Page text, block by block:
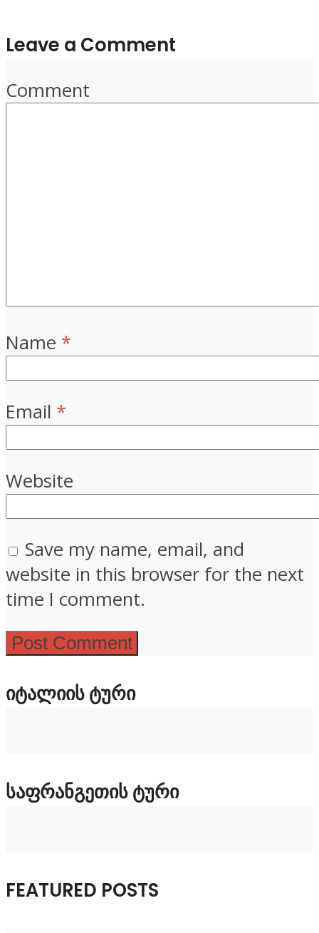
Leave a Comment
Comment
Name *
Email *
Website
Save my name, email, and
website in this browser for the next
time I comment.
ᲘᲢᲐᲚᲘᲘᲡ ᲢᲣᲠᲘ
ᲡᲐᲤᲠᲐᲜᲒᲔᲗᲘᲡ ᲢᲣᲠᲘ
FEATURED POSTS